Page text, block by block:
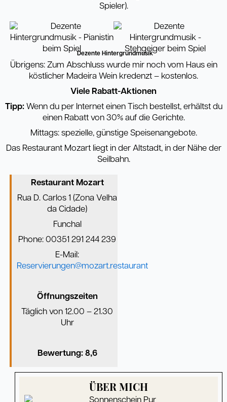
Spieler).
Dezente Hintergrundmusik
Übrigens: Zum Abschluss wurde mir noch vom Haus ein
köstlicher Madeira Wein kredenzt – kostenlos.
Viele Rabatt-Aktionen
Tipp:Wenn du per Internet einen Tisch bestellst, erhältst du
einen Rabatt von 30% auf die Gerichte.
Mittags: spezielle, günstige Speisenangebote.
Das Restaurant Mozart liegt in der Altstadt, in der Nähe der
Seilbahn.
Restaurant Mozart
Rua D. Carlos 1 (Zona Velha
da Cidade)
Funchal
Phone: 00351 291 244 239
E-Mail:
Reservierungen@mozart.restaurant
Öffnungszeiten
Täglich von 12.00 – 21.30
Uhr
Bewertung: 8,6
ÜBER MICH